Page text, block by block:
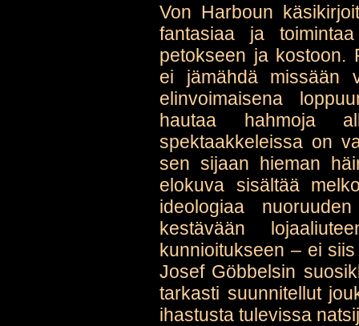
Von Harboun
fantasiaa ja
petokseen ja kostoon.
ei jämähdä missään
elinvoimaisena
hautaa hahmoja
spektaakkeleissa on
sen sijaan hieman
elokuva sisältää
ideologiaa
kestävään
kunnioitukseen – ei
Josef Göbbelsin
tarkasti suunnitellut
ihastusta tulevissa